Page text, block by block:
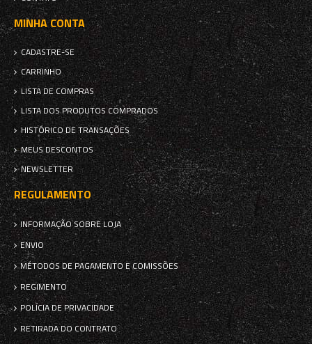
MINHA CONTA
CADASTRE-SE
CARRINHO
LISTA DE COMPRAS
LISTA DOS PRODUTOS COMPRADOS
HISTÓRICO DE TRANSAÇÕES
MEUS DESCONTOS
NEWSLETTER
REGULAMENTO
INFORMAÇÃO SOBRE LOJA
ENVIO
MÉTODOS DE PAGAMENTO E COMISSÕES
REGIMENTO
POLÍCIA DE PRIVACIDADE
RETIRADA DO CONTRATO